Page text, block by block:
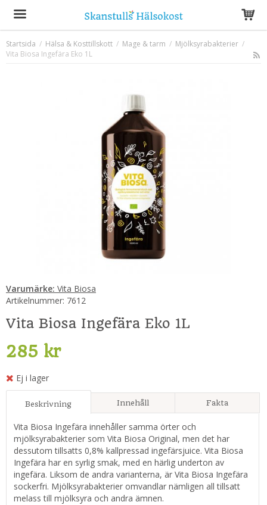
Produkten har blivit tillagd i varukorgen
Startsida / Hälsa & Kosttillskott / Mage & tarm / Mjölksyrabakterier /
Vita Biosa Ingefära Eko 1L
Varumärke: Vita Biosa
Artikelnummer: 7612
Vita Biosa Ingefära Eko 1L
285 kr
Ej i lager
Beskrivning Innehåll Fakta
Vita Biosa Ingefära innehåller samma örter och
mjölksyrabakterier som Vita Biosa Original, men det har
dessutom tillsatts 0,8% kallpressad ingefärsjuice. Vita Biosa
Ingefära har en syrlig smak, med en härlig underton av
ingefära. Liksom de andra varianterna, är Vita Biosa Ingefära
sockerfri. Mjölksyrabakterier omvandlar nämligen all tillsatt
melass till mjölksyra och andra ämnen.